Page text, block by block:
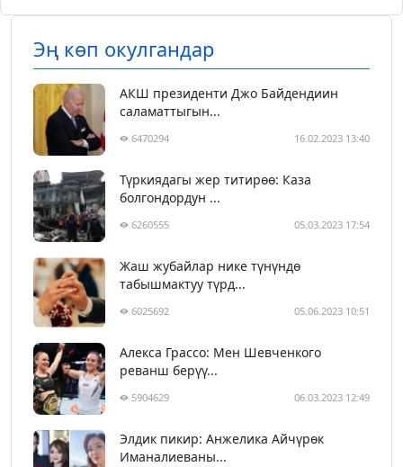
Эң көп окулгандар
АКШ президенти Джо Байдендиин
саламаттыгын...
6470294 16.02.2023 13:40
Түркиядагы жер титирөө: Каза
болгондордун ...
6260555 05.03.2023 17:54
Жаш жубайлар нике түнүндө
табышмактуу түрд...
6025692 05.06.2023 10:51
Алекса Грассо: Мен Шевченкого
реванш берүү...
5904629 06.03.2023 12:49
Элдик пикир: Анжелика Айчүрөк
Иманалиеваны...